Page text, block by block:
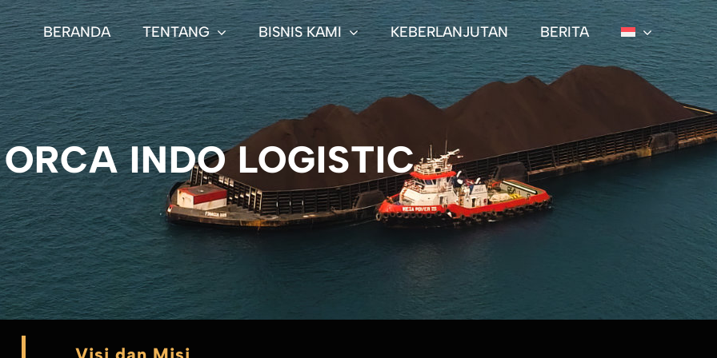
BERANDA TENTANG BISNIS KAMI KEBERLANJUTAN BERITA
INDO LOGISTIC